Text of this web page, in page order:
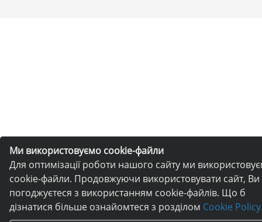
Ми використовуємо cookie-файли
Для оптимізації роботи нашого сайту ми
cookie-файли. Продовжуючи використовувати сайт, Ви
погоджуєтеся з використанням cookie-файлів. Що б
дізнатися більше ознайомтеся з розділом Cookie